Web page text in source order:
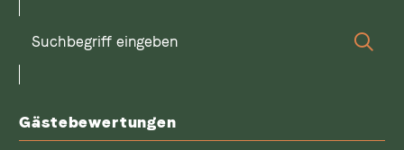
Suchbegriff
Gästebewertungen